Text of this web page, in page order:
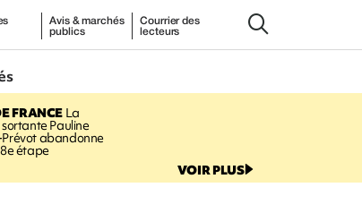
Avis & marchés
publics
Courrier des
lecteurs
FRANCELa
Pauline
abandonne
étape
VOIR PLUS